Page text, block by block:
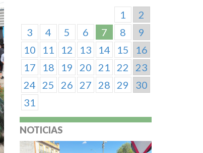
1
2
3
4 5 6 7 8
9
10
11 12 13 14 15
16
17
18 19 20 21 22
23
24
25 26 27 28 29
30
31
NOTICIAS